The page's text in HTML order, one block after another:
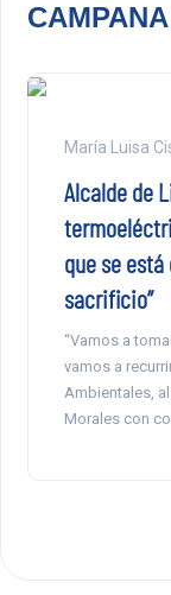
CAMPANA
María Luisa
Alcalde de
que se
sacrificio”
“Vamos a
vamos a
Ambientales,
Morales con